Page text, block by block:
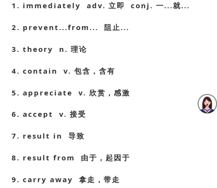
1. immediately adv. 立即 conj. 一...就...
2. prevent...from... 阻止...
3. theory n. 理论
4. contain v. 包含，含有
5. appreciate v. 欣赏，感激
6. accept v. 接受
7. result in 导致
8. result from 由于，起因于
9. carry away 拿走，带走